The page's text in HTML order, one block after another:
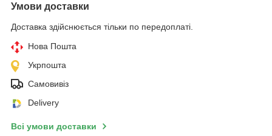
Умови доставки
Доставка здійснюється тільки по передоплаті.
Нова Пошта
Укрпошта
Самовивіз
Delivery
Всі умови доставки